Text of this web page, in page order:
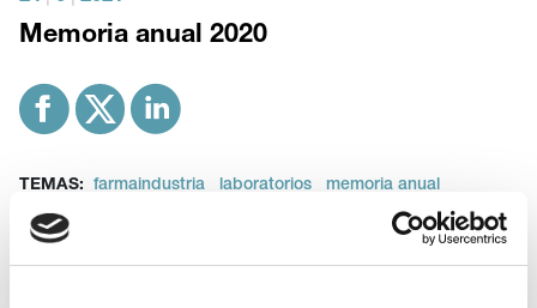
Memoria anual 2020
TEMAS: farmaindustria laboratorios memoria anual